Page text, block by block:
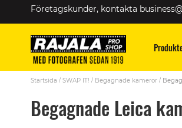
Skip
Företagskunder, kontakta
Startsida SWAP IT! Begagnade kameror
Begagnade Leica